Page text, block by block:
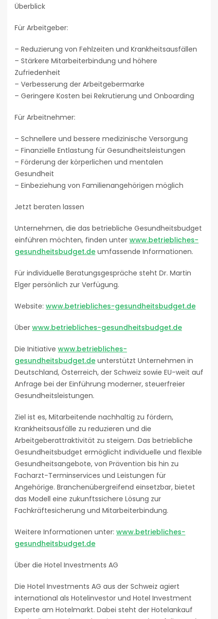
Überblick
Für Arbeitgeber:
– Reduzierung von Fehlzeiten und Krankheitsausfällen
– Stärkere Mitarbeiterbindung und höhere
Zufriedenheit
– Verbesserung der Arbeitgebermarke
– Geringere Kosten bei Rekrutierung und Onboarding
Für Arbeitnehmer:
– Schnellere und bessere medizinische Versorgung
– Finanzielle Entlastung für Gesundheitsleistungen
– Förderung der körperlichen und mentalen
Gesundheit
– Einbeziehung von Familienangehörigen möglich
Jetzt beraten lassen
Unternehmen, die das betriebliche Gesundheitsbudget
einführen möchten, finden unter www.betriebliches-
gesundheitsbudget.de umfassende Informationen.
Für individuelle Beratungsgespräche steht Dr. Martin
Elger persönlich zur Verfügung.
Website: www.betriebliches-gesundheitsbudget.de
Über www.betriebliches-gesundheitsbudget.de
Die Initiative www.betriebliches-
gesundheitsbudget.de unterstützt Unternehmen in
Deutschland, Österreich, der Schweiz sowie EU-weit auf
Anfrage bei der Einführung moderner, steuerfreier
Gesundheitsleistungen.
Ziel ist es, Mitarbeitende nachhaltig zu fördern,
Krankheitsausfälle zu reduzieren und die
Arbeitgeberattraktivität zu steigern. Das betriebliche
Gesundheitsbudget ermöglicht individuelle und flexible
Gesundheitsangebote, von Prävention bis hin zu
Facharzt-Terminservices und Leistungen für
Angehörige. Branchenübergreifend einsetzbar, bietet
das Modell eine zukunftssichere Lösung zur
Fachkräftesicherung und Mitarbeiterbindung.
Weitere Informationen unter: www.betriebliches-
gesundheitsbudget.de
Über die Hotel Investments AG
Die Hotel Investments AG aus der Schweiz agiert
international als Hotelinvestor und Hotel Investment
Experte am Hotelmarkt. Dabei steht der Hotelankauf